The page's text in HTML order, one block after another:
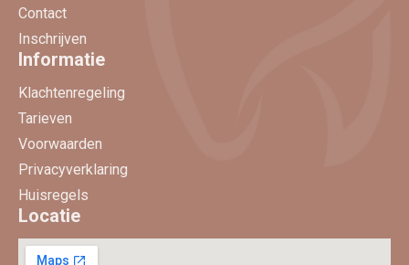
Contact
Inschrijven
Informatie
Klachtenregeling
Tarieven
Voorwaarden
Privacyverklaring
Huisregels
Locatie